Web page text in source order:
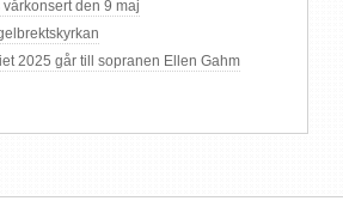
den 9 maj
2025 går till sopranen Ellen Gahm